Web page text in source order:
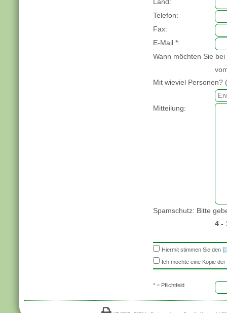
Land :
Telefon:
Fax:
E-Mail *:
Wann möchten Sie
Mit wieviel Personen?
Mitteilung:
Spamschutz: Bitte
4 -
Hiermit stimmen Sie den
Ich möchte eine Kopie
* = Pflichtfeld